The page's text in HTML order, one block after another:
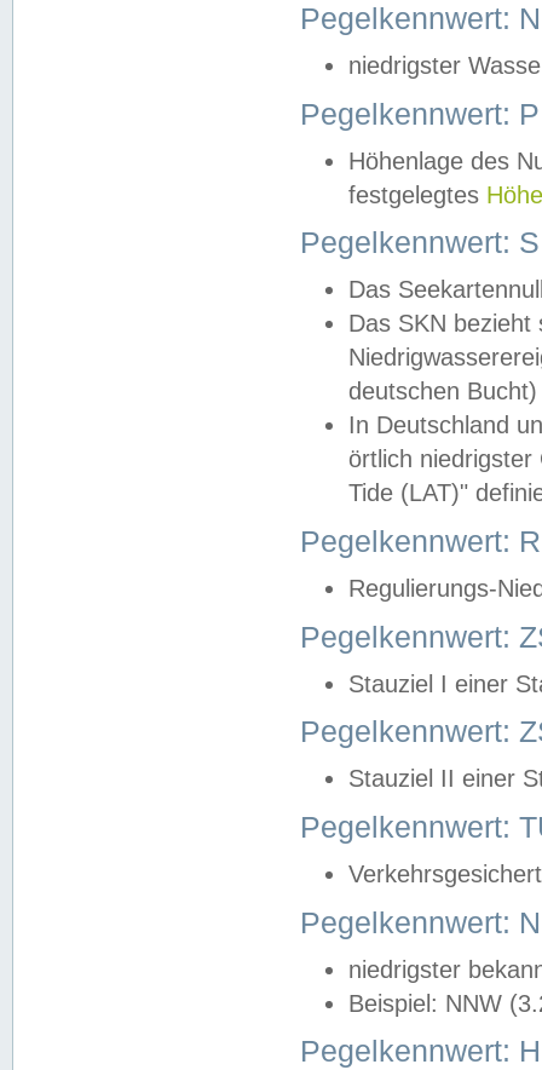
Pegelkennwert:
niedrigster
Pegelkennwert:
Höhenlage des
festgelegtes
Pegelkennwert:
Das
Das SKN
deutschen
In Deutschland
örtlich
Tide (LAT)"
Pegelkennwert:
Regulierungs-
Pegelkennwert:
Stauziel I einer
Pegelkennwert:
Stauziel II einer
Pegelkennwert:
Pegelkennwert:
niedrigster
Beispiel: NNW
Pegelkennwert: